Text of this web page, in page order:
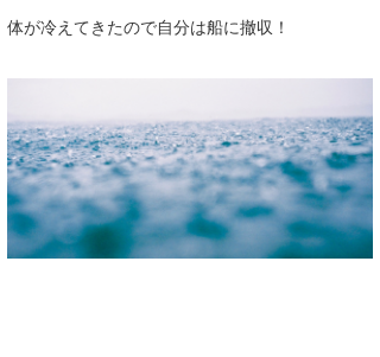
体が冷えてきたので自分は船に撤収！